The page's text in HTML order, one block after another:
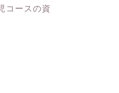
コースの資